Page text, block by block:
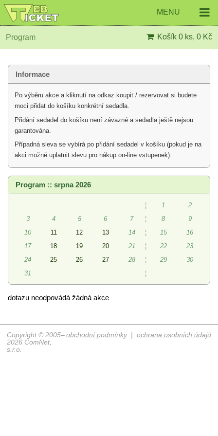
MENU
Program Košík 0 ks, 0 Kč
Informace
Po výběru akce a kliknutí na odkaz koupit / rezervovat si budete
moci přidat do košíku konkrétní sedadla.
Přidání sedadel do košíku není závazné a sedadla ještě nejsou
garantována.
Případná sleva se vybírá po přidání sedadel v košíku (pokud je na
akci možné uplatnit slevu pro nákup on-line vstupenek).
Program :: srpna 2026
¦ 1
2
3
4 5 6 7 ¦ 8
9
10
11 12 13 14 ¦ 15
16
17
18 19 20 21 ¦ 22
23
24
25 26 27 28 ¦ 29
30
31
¦
dotazu neodpovádá žádná akce
obchodní podmínky|ochrana osobních údajů
Copyright © 2005–
2026 ComNet,
s.r.o.